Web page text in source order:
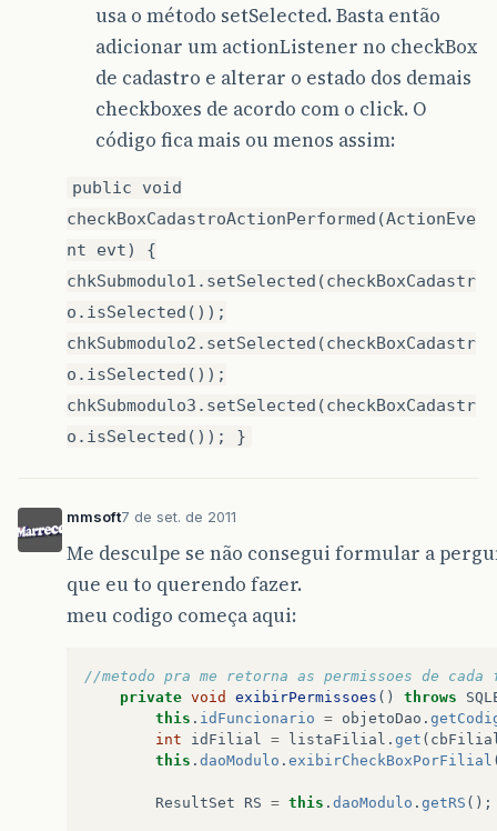
usa o método setSelected. Basta então
adicionar um actionListener no checkBox
de cadastro e alterar o estado dos demais
checkboxes de acordo com o click. O
código fica mais ou menos assim:
public void
checkBoxCadastroActionPerformed(ActionEve
nt evt) {
chkSubmodulo1.setSelected(checkBoxCadastr
o.isSelected());
chkSubmodulo2.setSelected(checkBoxCadastr
o.isSelected());
chkSubmodulo3.setSelected(checkBoxCadastr
o.isSelected()); }
mmsoft7 de set. de 2011
Me desculpe se não consegui formular a
que eu to querendo fazer.
meu codigo começa aqui:
//metodo pra me retorna as permissoes de
private void exibirPermissoes () throws
this . idFuncionario = objetoDao .
int
idFilial = listaFilial . get (
this . daoModulo . exibirCheckBoxPorFilial
ResultSet RS = this . daoModulo . getRS ();